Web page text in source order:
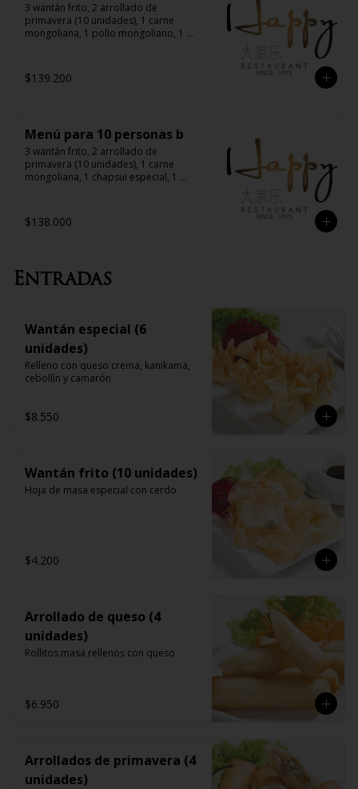
3 wantán frito, 2 arrollado de
primavera (10 unidades), 1 carne
mongoliana, 1 pollo mongoliano, 1
chitén, 1 pollo tausí, 10 arroz chaufán
$139.200
Menú para 10 personas b
3 wantán frito, 2 arrollado de
primavera (10 unidades), 1 carne
mongoliana, 1 chapsui especial, 1
de carne, 1 pollo mongoliano, 10 arroz
chaufán
$138.000
Entradas
Wantán especial (6
unidades)
Relleno con queso crema, kanikama,
cebollín y camarón
$8.550
Wantán frito (10 unidades)
Hoja de masa especial con cerdo
$4.200
Arrollado de queso (4
unidades)
Rollitos masa rellenos con queso
$6.950
Arrollados de primavera (4
unidades)